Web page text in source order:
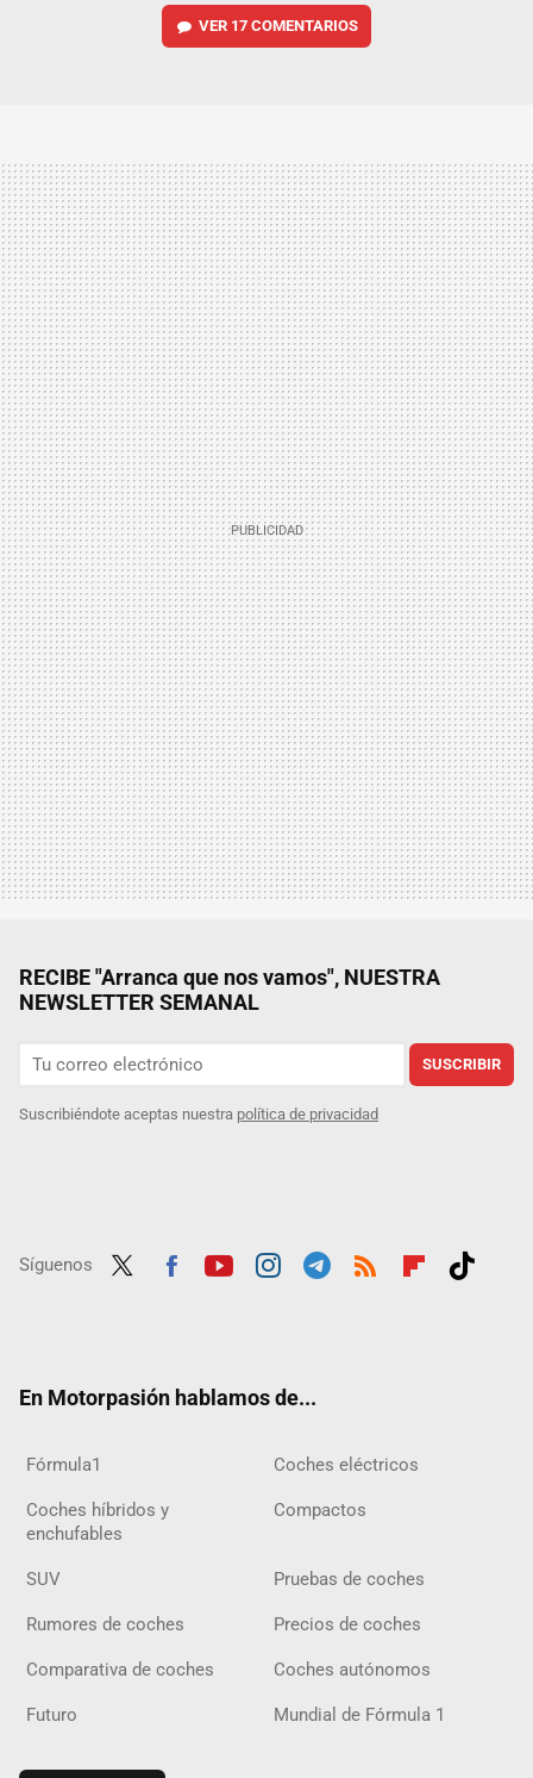
VER 17 COMENTARIOS
RECIBE "Arranca que nos vamos", NUESTRA
NEWSLETTER SEMANAL
SUSCRIBIR
Suscribiéndote aceptas nuestra política de privacidad
Síguenos
En Motorpasión hablamos de...
Fórmula1 Coches eléctricos
Coches híbridos y
enchufables
Compactos
SUV Pruebas de coches
Rumores de coches Precios de coches
Comparativa de coches Coches autónomos
Futuro Mundial de Fórmula 1